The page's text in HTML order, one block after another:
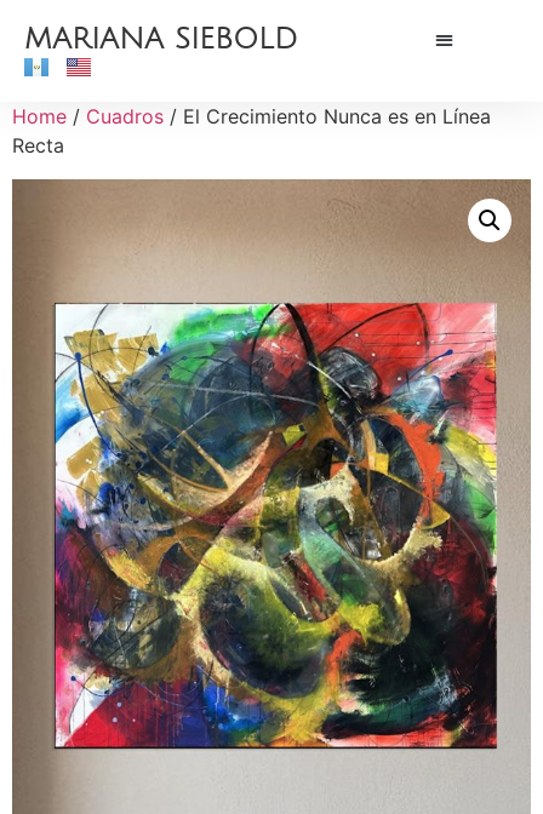
MARIANA SIEBOLD
Home / Cuadros / El Crecimiento Nunca es en Línea
Recta